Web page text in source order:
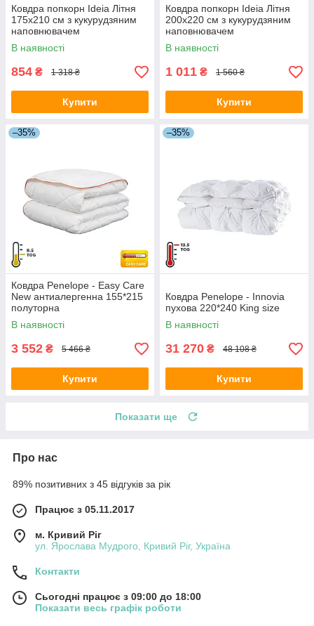
Ковдра попкорн Ideia Літня
175х210 см з кукурудзяним
наповнювачем
В наявності
854 ₴ 1 318 ₴
Купити
Ковдра попкорн Ideia Літня
200х220 см з кукурудзяним
наповнювачем
В наявності
1 011 ₴ 1 560 ₴
Купити
–35%
Ковдра Penelope - Easy Care
New антиалергенна 155*215
полуторна
В наявності
3 552 ₴ 5 466 ₴
Купити
–35%
Ковдра Penelope - Innovia
пухова 220*240 King size
В наявності
31 270 ₴ 48 108 ₴
Купити
Показати ще
Про нас
89% позитивних з 45 відгуків за рік
Працює з 05.11.2017
м. Кривий Ріг
ул. Ярослава Мудрого, Кривий Ріг, Україна
Контакти
Сьогодні працює з 09:00 до 18:00
Показати весь графік роботи